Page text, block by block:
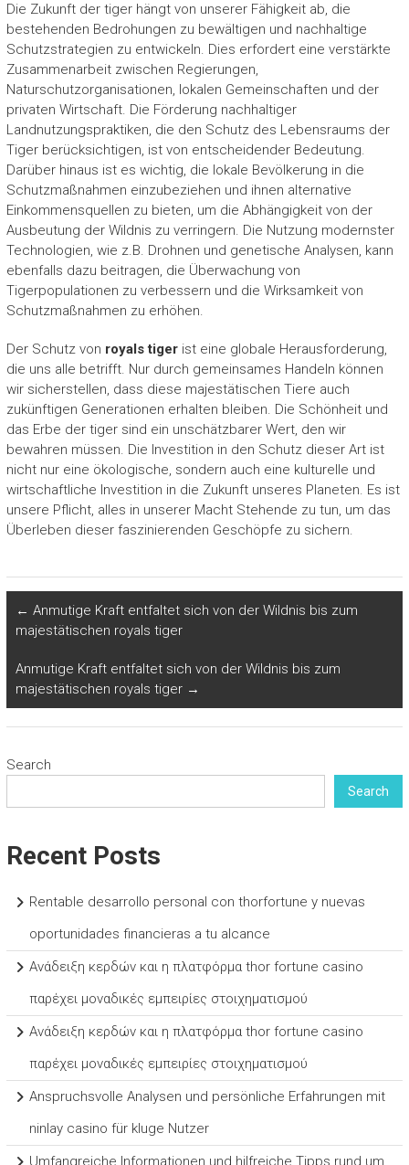
Die Zukunft der tiger hängt von unserer Fähigkeit ab, die
bestehenden Bedrohungen zu bewältigen und nachhaltige
Schutzstrategien zu entwickeln. Dies erfordert eine verstärkte
Zusammenarbeit zwischen Regierungen,
Naturschutzorganisationen, lokalen Gemeinschaften und der
privaten Wirtschaft. Die Förderung nachhaltiger
Landnutzungspraktiken, die den Schutz des Lebensraums der
Tiger berücksichtigen, ist von entscheidender Bedeutung.
Darüber hinaus ist es wichtig, die lokale Bevölkerung in die
Schutzmaßnahmen einzubeziehen und ihnen alternative
Einkommensquellen zu bieten, um die Abhängigkeit von der
Ausbeutung der Wildnis zu verringern. Die Nutzung modernster
Technologien, wie z.B. Drohnen und genetische Analysen, kann
ebenfalls dazu beitragen, die Überwachung von
Tigerpopulationen zu verbessern und die Wirksamkeit von
Schutzmaßnahmen zu erhöhen.
Der Schutz von royals tigerist eine globale Herausforderung,
die uns alle betrifft. Nur durch gemeinsames Handeln können
wir sicherstellen, dass diese majestätischen Tiere auch
zukünftigen Generationen erhalten bleiben. Die Schönheit und
das Erbe der tiger sind ein unschätzbarer Wert, den wir
bewahren müssen. Die Investition in den Schutz dieser Art ist
nicht nur eine ökologische, sondern auch eine kulturelle und
wirtschaftliche Investition in die Zukunft unseres Planeten. Es ist
unsere Pflicht, alles in unserer Macht Stehende zu tun, um das
Überleben dieser faszinierenden Geschöpfe zu sichern.
← Anmutige Kraft entfaltet sich von der Wildnis bis zum
majestätischen royals tiger
Anmutige Kraft entfaltet sich von der Wildnis bis zum
majestätischen royals tiger →
Search
Search
Recent Posts
Rentable desarrollo personal con thorfortune y nuevas
oportunidades financieras a tu alcance
Ανάδειξη κερδών και η πλατφόρμα thor fortune casino
παρέχει μοναδικές εμπειρίες στοιχηματισμού
Ανάδειξη κερδών και η πλατφόρμα thor fortune casino
παρέχει μοναδικές εμπειρίες στοιχηματισμού
Anspruchsvolle Analysen und persönliche Erfahrungen mit
ninlay casino für kluge Nutzer
Umfangreiche Informationen und hilfreiche Tipps rund um